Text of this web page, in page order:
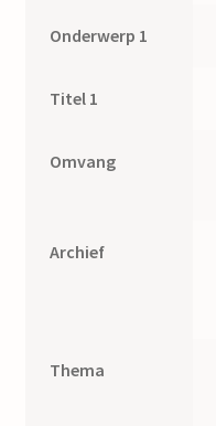
Onderwerp 1
Titel 1
Omvang
Archief
Thema